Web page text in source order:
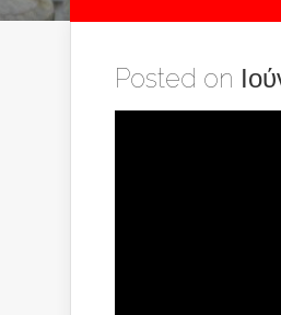
Posted on